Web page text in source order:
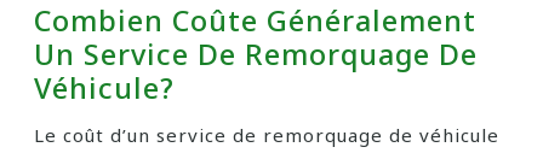
Combien Coûte Généralement
Un Service De Remorquage De
Véhicule?
Le coût d’un service de remorquage de véhicule